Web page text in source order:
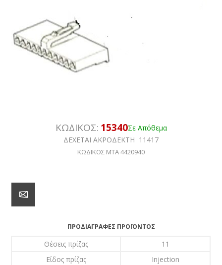
ΚΩΔΙΚΟΣ: 15340Σε Απόθεμα
ΔΕΧΕΤΑΙ ΑΚΡΟΔΕΚΤΗ 11417
ΚΩΔΙΚΟΣ ΜΤΑ 4420940
ΠΡΟΔΙΑΓΡΑΦΈΣ ΠΡΟΪΌΝΤΟΣ
Θέσεις πρίζας
11
Είδος πρίζας
Injection